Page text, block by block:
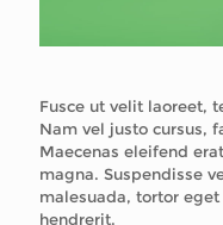
Fusce ut velit laoreet,
Nam vel justo cursus,
Maecenas eleifend
magna. Suspendisse
malesuada, tortor
hendrerit.